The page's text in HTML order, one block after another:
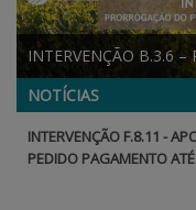
NOTÍCIAS
INTERVENÇÃO F.8.11 -
PEDIDO PAGAMENTO